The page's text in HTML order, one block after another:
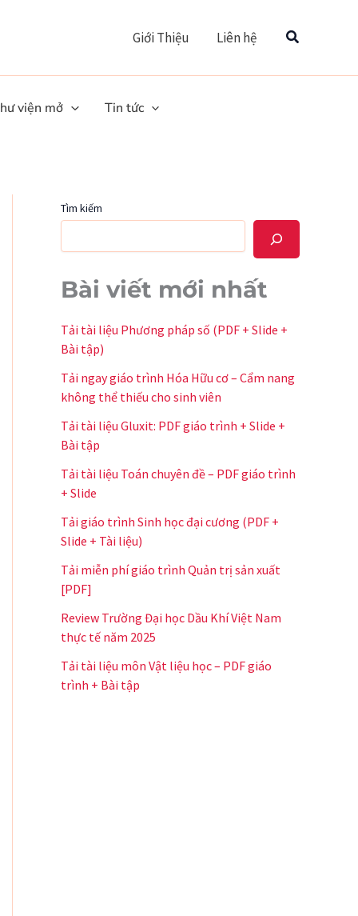
Giới Thiệu Liên hệ Tìm
viện mở Tin tức
Tìm kiếm
Bài viết mới nhất
Tải tài liệu Phương pháp số (PDF + Slide +
Bài tập)
Tải ngay giáo trình Hóa Hữu cơ – Cẩm nang
không thể thiếu cho sinh viên
Tải tài liệu Gluxit: PDF giáo trình + Slide +
Bài tập
Tải tài liệu Toán chuyên đề – PDF giáo trình
+ Slide
Tải giáo trình Sinh học đại cương (PDF +
Slide + Tài liệu)
Tải miễn phí giáo trình Quản trị sản xuất
[PDF]
Review Trường Đại học Dầu Khí Việt Nam
thực tế năm 2025
Tải tài liệu môn Vật liệu học – PDF giáo
trình + Bài tập